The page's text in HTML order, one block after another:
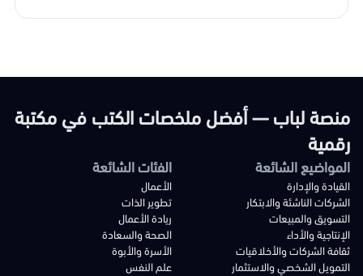
منصة لباب — أفضل ملخصات الكتب في مكتبة
رقمية
المواضيع الشائعة
القيادة والإدارة
الشركات الناشئة والابتكار
التسويق والمبيعات
الإنتاجية والأداء
ثقافة الشركات والأخلاقيات
التمويل الشخصي والاستثمار
الفئات الشائعة
الأعمال
تطوير الذات
ريادة الأعمال
الصحة والسعادة
الأسرة والأبوة
علم النفس